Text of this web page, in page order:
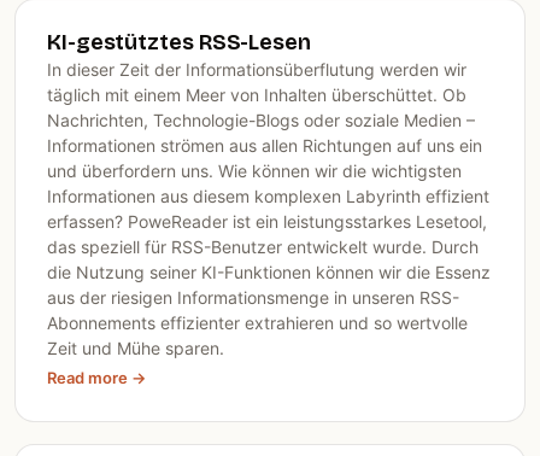
KI-gestütztes RSS-Lesen
In dieser Zeit der Informationsüberflutung werden wir
täglich mit einem Meer von Inhalten überschüttet. Ob
Nachrichten, Technologie-Blogs oder soziale Medien –
Informationen strömen aus allen Richtungen auf uns ein
und überfordern uns. Wie können wir die wichtigsten
Informationen aus diesem komplexen Labyrinth effizient
erfassen? PoweReader ist ein leistungsstarkes Lesetool,
das speziell für RSS-Benutzer entwickelt wurde. Durch
die Nutzung seiner KI-Funktionen können wir die Essenz
aus der riesigen Informationsmenge in unseren RSS-
Abonnements effizienter extrahieren und so wertvolle
Zeit und Mühe sparen.
Read more →